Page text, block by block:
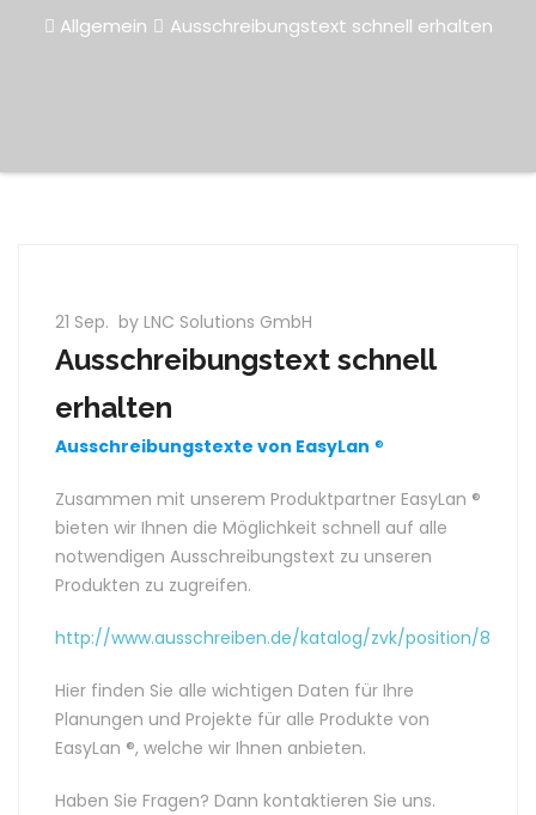
Allgemein Ausschreibungstext schnell erhalten
21 Sep. by LNC Solutions GmbH
Ausschreibungstext schnell
erhalten
Ausschreibungstexte von EasyLan ®
Zusammen mit unserem Produktpartner EasyLan ®
bieten wir Ihnen die Möglichkeit schnell auf alle
notwendigen Ausschreibungstext zu unseren
Produkten zu zugreifen.
http://www.ausschreiben.de/katalog/zvk/position/8
Hier finden Sie alle wichtigen Daten für Ihre
Planungen und Projekte für alle Produkte von
EasyLan ®, welche wir Ihnen anbieten.
Haben Sie Fragen? Dann kontaktieren Sie uns.